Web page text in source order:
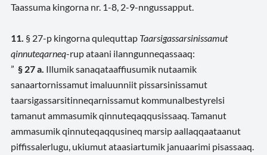
Taassuma kingorna nr. 1-8, 2-9-nngussapput.
11. § 27-p kingorna qulequttap Taarsigassarsinissamut
qinnuteqarneq-rup ataani ilanngunneqassaaq:
” § 27 a. Illumik sanaqataaffiusumik nutaamik
sanaartornissamut imaluunniit pissarsinissamut
taarsigassarsitinneqarnissamut kommunalbestyrelsi
tamanut ammasumik qinnuteqaqqusissaaq. Tamanut
ammasumik qinnuteqaqqusineq marsip aallaqqaataanut
piffissalerlugu, ukiumut ataasiartumik januaarimi pisassaaq.